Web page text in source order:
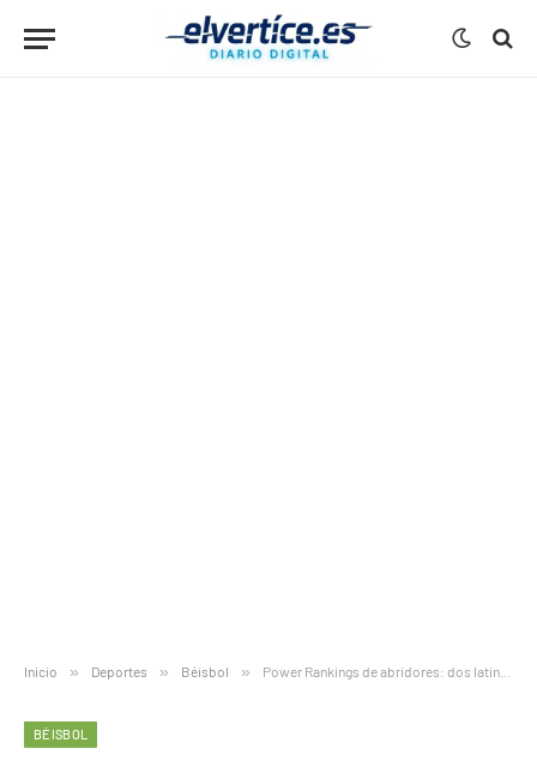
Inicio » Deportes » Béisbol » Power Rankings de abridores: dos latinos dominan la élite de MLB
BÉISBOL